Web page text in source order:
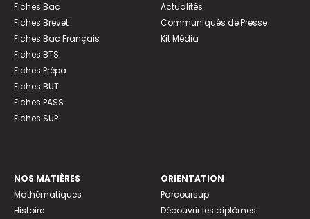
Fiches Bac
Fiches Brevet
Fiches Bac Français
Fiches BTS
Fiches Prépa
Fiches BUT
Fiches PASS
Fiches SUP
Actualités
Communiqués de Presse
Kit Média
NOS MATIÈRES
Mathématiques
Histoire
ORIENTATION
Parcoursup
Découvrir les diplômes